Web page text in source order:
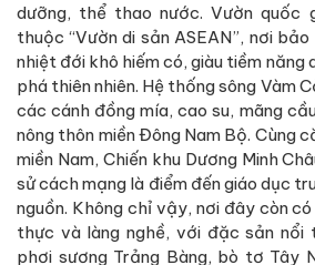
dưỡng, thể thao nước. Vườn quốc
thuộc “Vườn di sản ASEAN”, nơi
nhiệt đới khô hiếm có, giàu tiềm năng
phá thiên nhiên. Hệ thống sông Vàm
các cánh đồng mía, cao su, mãng
nông thôn miền Đông Nam Bộ. Cùng
miền Nam, Chiến khu Dương Minh
sử cách mạng là điểm đến giáo dục
nguồn. Không chỉ vậy, nơi đây còn
thực và làng nghề, với đặc sản nổi
phơi sương Trảng Bàng, bò tơ Tây